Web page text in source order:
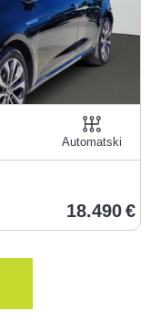
Automatski
18.490